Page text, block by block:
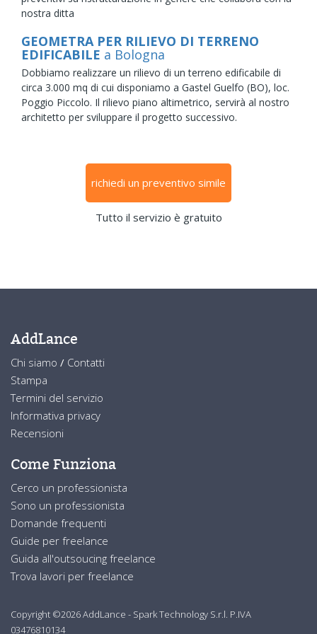
nostra ditta
GEOMETRA PER RILIEVO DI TERRENO
EDIFICABILE a Bologna
Dobbiamo realizzare un rilievo di un terreno edificabile di
circa 3.000 mq di cui disponiamo a Gastel Guelfo (BO), loc.
Poggio Piccolo. Il rilievo piano altimetrico, servirà al nostro
architetto per sviluppare il progetto successivo.
richiedi un preventivo simile
Tutto il servizio è gratuito
AddLance
Chi siamo / Contatti
Stampa
Termini del servizio
Informativa privacy
Recensioni
Come Funziona
Cerco un professionista
Sono un professionista
Domande frequenti
Guide per freelance
Guida all'outsoucing freelance
Trova lavori per freelance
Copyright ©2026 AddLance - Spark Technology S.r.l. P.IVA
03476810134